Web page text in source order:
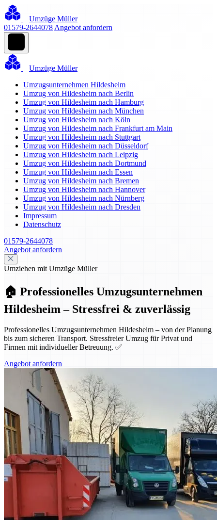
Umzüge Müller
01579-2644078 Angebot anfordern
Umzüge Müller
Umzugsunternehmen Hildesheim
Umzug von Hildesheim nach Berlin
Umzug von Hildesheim nach Hamburg
Umzug von Hildesheim nach München
Umzug von Hildesheim nach Köln
Umzug von Hildesheim nach Frankfurt am Main
Umzug von Hildesheim nach Stuttgart
Umzug von Hildesheim nach Düsseldorf
Umzug von Hildesheim nach Leipzig
Umzug von Hildesheim nach Dortmund
Umzug von Hildesheim nach Essen
Umzug von Hildesheim nach Bremen
Umzug von Hildesheim nach Hannover
Umzug von Hildesheim nach Nürnberg
Umzug von Hildesheim nach Dresden
Impressum
Datenschutz
01579-2644078
Angebot anfordern
Umziehen mit Umzüge Müller
🏠 Professionelles Umzugsunternehmen
Hildesheim – Stressfrei & zuverlässig
Professionelles Umzugsunternehmen Hildesheim – von der Planung
bis zum sicheren Transport. Stressfreier Umzug für Privat und
Firmen mit individueller Betreuung. ✅
Angebot anfordern